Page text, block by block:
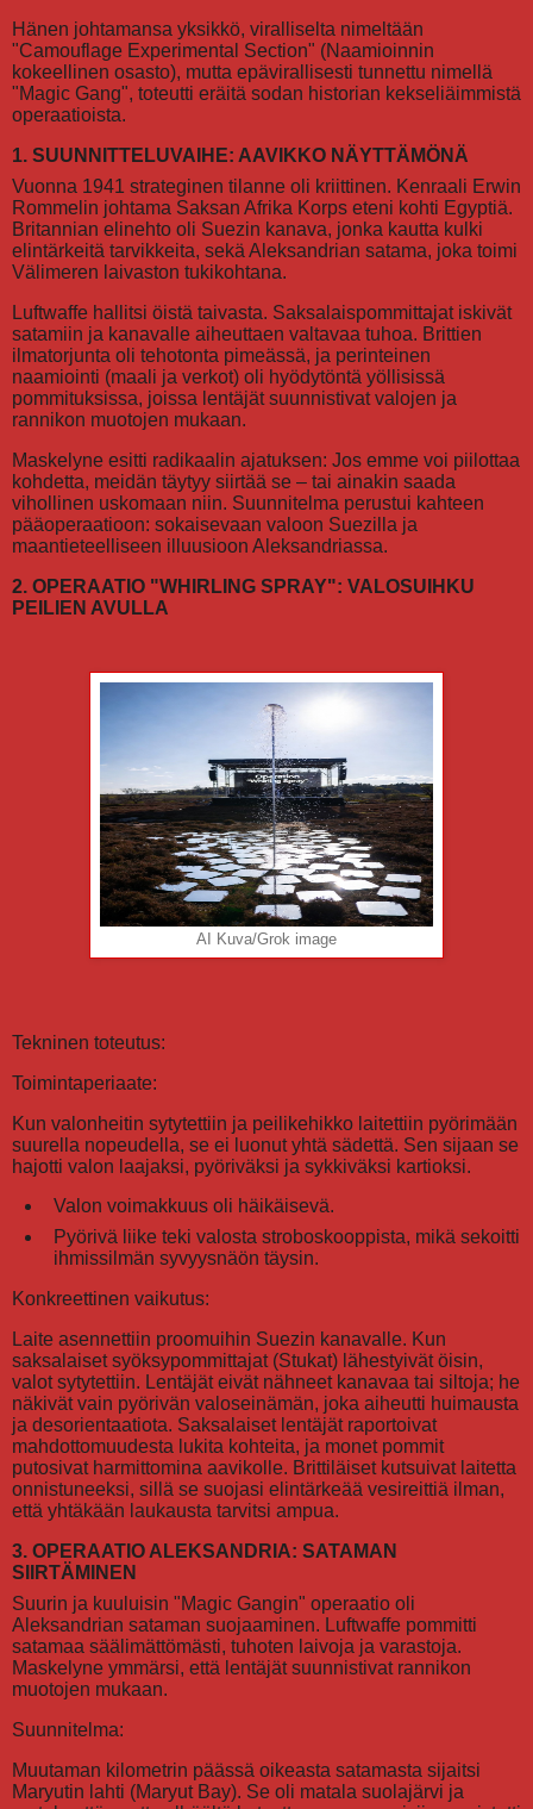
Hänen johtamansa yksikkö, viralliselta nimeltään
"Camouflage Experimental Section" (Naamioinnin
kokeellinen osasto), mutta epävirallisesti tunnettu nimellä
"Magic Gang", toteutti eräitä sodan historian kekseliäimmistä
operaatioista.
1. SUUNNITTELUVAIHE: AAVIKKO NÄYTTÄMÖNÄ
Vuonna 1941 strateginen tilanne oli kriittinen. Kenraali Erwin
Rommelin johtama Saksan Afrika Korps eteni kohti Egyptiä.
Britannian elinehto oli Suezin kanava, jonka kautta kulki
elintärkeitä tarvikkeita, sekä Aleksandrian satama, joka toimi
Välimeren laivaston tukikohtana.
Luftwaffe hallitsi öistä taivasta. Saksalaispommittajat iskivät
satamiin ja kanavalle aiheuttaen valtavaa tuhoa. Brittien
ilmatorjunta oli tehotonta pimeässä, ja perinteinen
naamiointi (maali ja verkot) oli hyödytöntä yöllisissä
pommituksissa, joissa lentäjät suunnistivat valojen ja
rannikon muotojen mukaan.
Maskelyne esitti radikaalin ajatuksen: Jos emme voi piilottaa
kohdetta, meidän täytyy siirtää se – tai ainakin saada
vihollinen uskomaan niin. Suunnitelma perustui kahteen
pääoperaatioon: sokaisevaan valoon Suezilla ja
maantieteelliseen illuusioon Aleksandriassa.
2. OPERAATIO "WHIRLING SPRAY": VALOSUIHKU
PEILIEN AVULLA
AI Kuva/Grok image
Tekninen toteutus:
Toimintaperiaate:
Kun valonheitin sytytettiin ja peilikehikko laitettiin pyörimään
suurella nopeudella, se ei luonut yhtä sädettä. Sen sijaan se
hajotti valon laajaksi, pyöriväksi ja sykkiväksi kartioksi.
Valon voimakkuus oli häikäisevä.
Pyörivä liike teki valosta stroboskooppista, mikä sekoitti
ihmissilmän syvyysnäön täysin.
Konkreettinen vaikutus:
Laite asennettiin proomuihin Suezin kanavalle. Kun
saksalaiset syöksypommittajat (Stukat) lähestyivät öisin,
valot sytytettiin. Lentäjät eivät nähneet kanavaa tai siltoja; he
näkivät vain pyörivän valoseinämän, joka aiheutti huimausta
ja desorientaatiota. Saksalaiset lentäjät raportoivat
mahdottomuudesta lukita kohteita, ja monet pommit
putosivat harmittomina aavikolle. Brittiläiset kutsuivat laitetta
onnistuneeksi, sillä se suojasi elintärkeää vesireittiä ilman,
että yhtäkään laukausta tarvitsi ampua.
3. OPERAATIO ALEKSANDRIA: SATAMAN
SIIRTÄMINEN
Suurin ja kuuluisin "Magic Gangin" operaatio oli
Aleksandrian sataman suojaaminen. Luftwaffe pommitti
satamaa säälimättömästi, tuhoten laivoja ja varastoja.
Maskelyne ymmärsi, että lentäjät suunnistivat rannikon
muotojen mukaan.
Suunnitelma:
Muutaman kilometrin päässä oikeasta satamasta sijaitsi
Maryutin lahti (Maryut Bay). Se oli matala suolajärvi ja